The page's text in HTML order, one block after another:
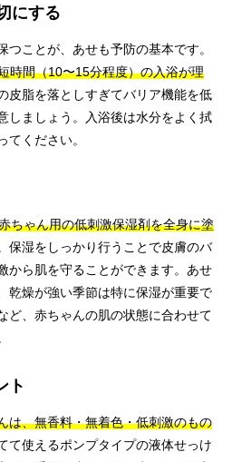
にする
ことが、あせも予防の基本です。
時間（10〜15分程度）の入浴が理
皮脂を落としすぎてバリア機能を低
しましょう。入浴後は水分をよく拭
てください。
ちゃん用の低刺激保湿剤を全身に塗
保湿をしっかり行うことで皮膚のバ
から肌を守ることができます。あせ
乾燥が強い季節は特に保湿が重要で
ど、赤ちゃんの肌の状態に合わせて
ト
は、無香料・無着色・低刺激のもの
て使えるポンプタイプの液体せっけ